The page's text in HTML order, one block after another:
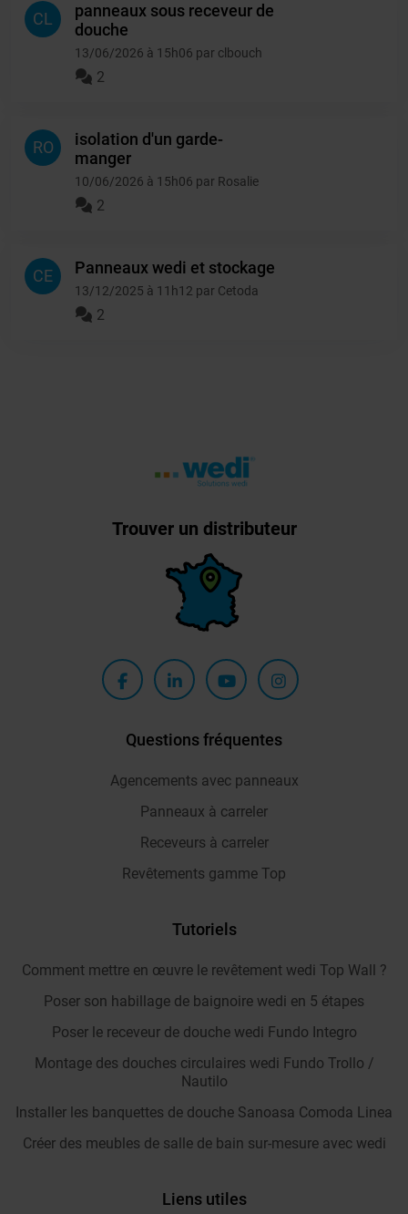
CL
panneaux sous receveur de
douche
13/06/2026 à 15h06 par clbouch
2
RO
isolation d'un garde-
manger
10/06/2026 à 15h06 par Rosalie
2
CE Panneaux wedi et stockage
13/12/2025 à 11h12 par Cetoda
2
Trouver un distributeur
Questions fréquentes
Agencements avec panneaux
Panneaux à carreler
Receveurs à carreler
Revêtements gamme Top
Tutoriels
Comment mettre en œuvre le revêtement wedi Top Wall ?
Poser son habillage de baignoire wedi en 5 étapes
Poser le receveur de douche wedi Fundo Integro
Montage des douches circulaires wedi Fundo Trollo /
Nautilo
Installer les banquettes de douche Sanoasa Comoda Linea
Créer des meubles de salle de bain sur-mesure avec wedi
Liens utiles